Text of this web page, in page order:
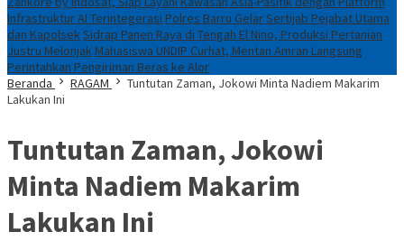
Infrastruktur AI Terintegerasi Polres Barru Gelar Sertijab Pejabat Utama
dan KapolsekSidrap Panen Raya di Tengah El Nino, Produksi Pertanian
Justru MelonjakMahasiswa UNDIP Curhat, Mentan Amran Langsung
Perintahkan Pengiriman Beras ke Alor
Beranda
RAGAM
Tuntutan Zaman, Jokowi Minta Nadiem Makarim
Lakukan Ini
Tuntutan Zaman, Jokowi
Minta Nadiem Makarim
Lakukan Ini